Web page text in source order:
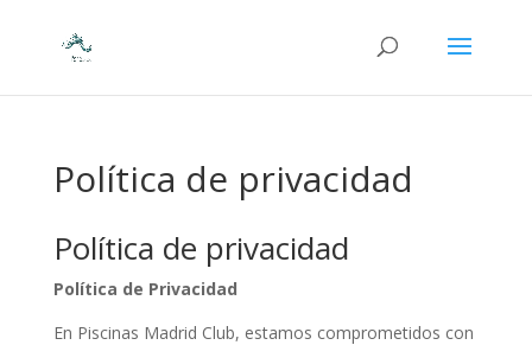
Política de privacidad
Política de privacidad
Política de Privacidad
En Piscinas Madrid Club, estamos comprometidos con